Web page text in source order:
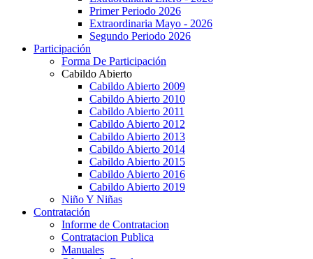
Primer Periodo 2026
Extraordinaria Mayo - 2026
Segundo Periodo 2026
Participación
Forma De Participación
Cabildo Abierto
Cabildo Abierto 2009
Cabildo Abierto 2010
Cabildo Abierto 2011
Cabildo Abierto 2012
Cabildo Abierto 2013
Cabildo Abierto 2014
Cabildo Abierto 2015
Cabildo Abierto 2016
Cabildo Abierto 2019
Niño Y Niñas
Contratación
Informe de Contratacion
Contratacion Publica
Manuales